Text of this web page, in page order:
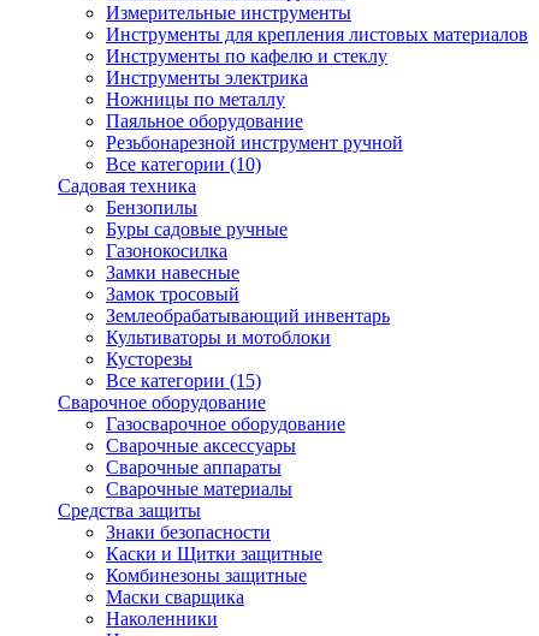
Измерительные инструменты
Инструменты для крепления листовых материалов
Инструменты по кафелю и стеклу
Инструменты электрика
Ножницы по металлу
Паяльное оборудование
Резьбонарезной инструмент ручной
Все категории (10)
Садовая техника
Бензопилы
Буры садовые ручные
Газонокосилка
Замки навесные
Замок тросовый
Землеобрабатывающий инвентарь
Культиваторы и мотоблоки
Кусторезы
Все категории (15)
Сварочное оборудование
Газосварочное оборудование
Сварочные аксессуары
Сварочные аппараты
Сварочные материалы
Средства защиты
Знаки безопасности
Каски и Щитки защитные
Комбинезоны защитные
Маски сварщика
Наколенники